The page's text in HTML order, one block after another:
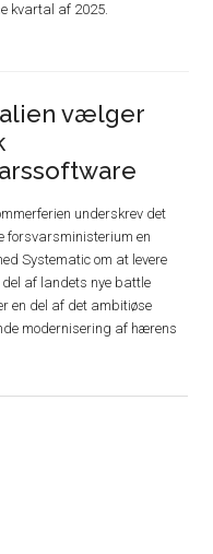
kvartal af 2025.
vælger
underskrev det
forsvarsministerium en
Systematic om at levere
del af landets nye battle
en del af det ambitiøse
modernisering af hærens